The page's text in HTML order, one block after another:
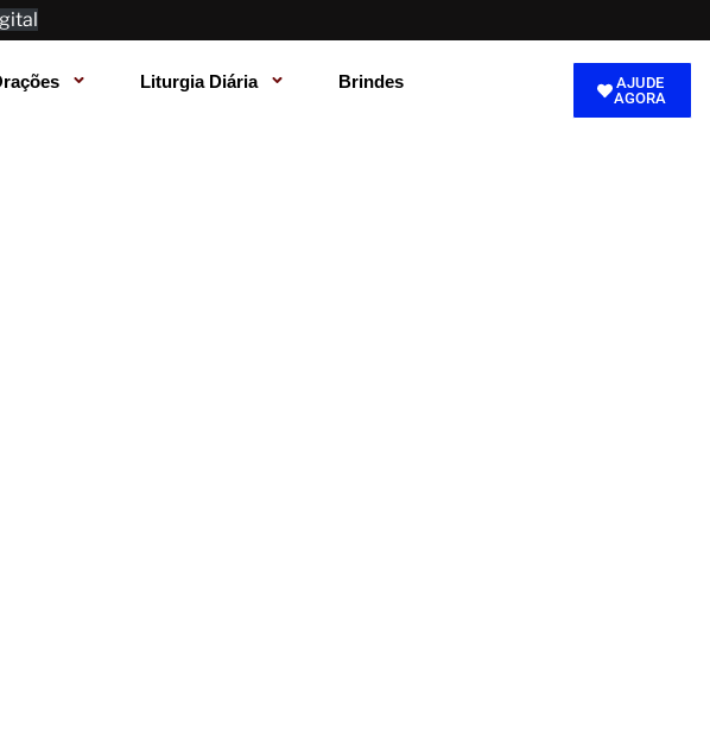
Liturgia Diária Brindes
AJUDE
AGORA